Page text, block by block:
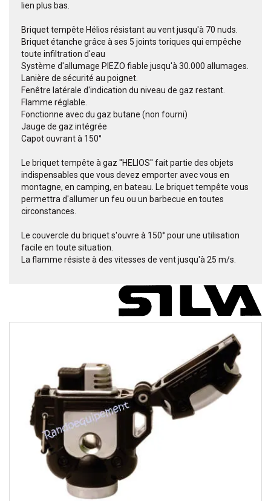
lien plus bas.
Briquet tempête Hélios résistant au vent jusqu'à 70 nuds.
Briquet étanche grâce à ses 5 joints toriques qui empêche
toute infiltration d'eau
Système d'allumage PIEZO fiable jusqu'à 30.000 allumages.
Lanière de sécurité au poignet.
Fenêtre latérale d'indication du niveau de gaz restant.
Flamme réglable.
Fonctionne avec du gaz butane (non fourni)
Jauge de gaz intégrée
Capot ouvrant à 150°
Le briquet tempête à gaz ''HELIOS'' fait partie des objets
indispensables que vous devez emporter avec vous en
montagne, en camping, en bateau. Le briquet tempête vous
permettra d'allumer un feu ou un barbecue en toutes
circonstances.
Le couvercle du briquet s'ouvre à 150° pour une utilisation
facile en toute situation.
La flamme résiste à des vitesses de vent jusqu'à 25 m/s.